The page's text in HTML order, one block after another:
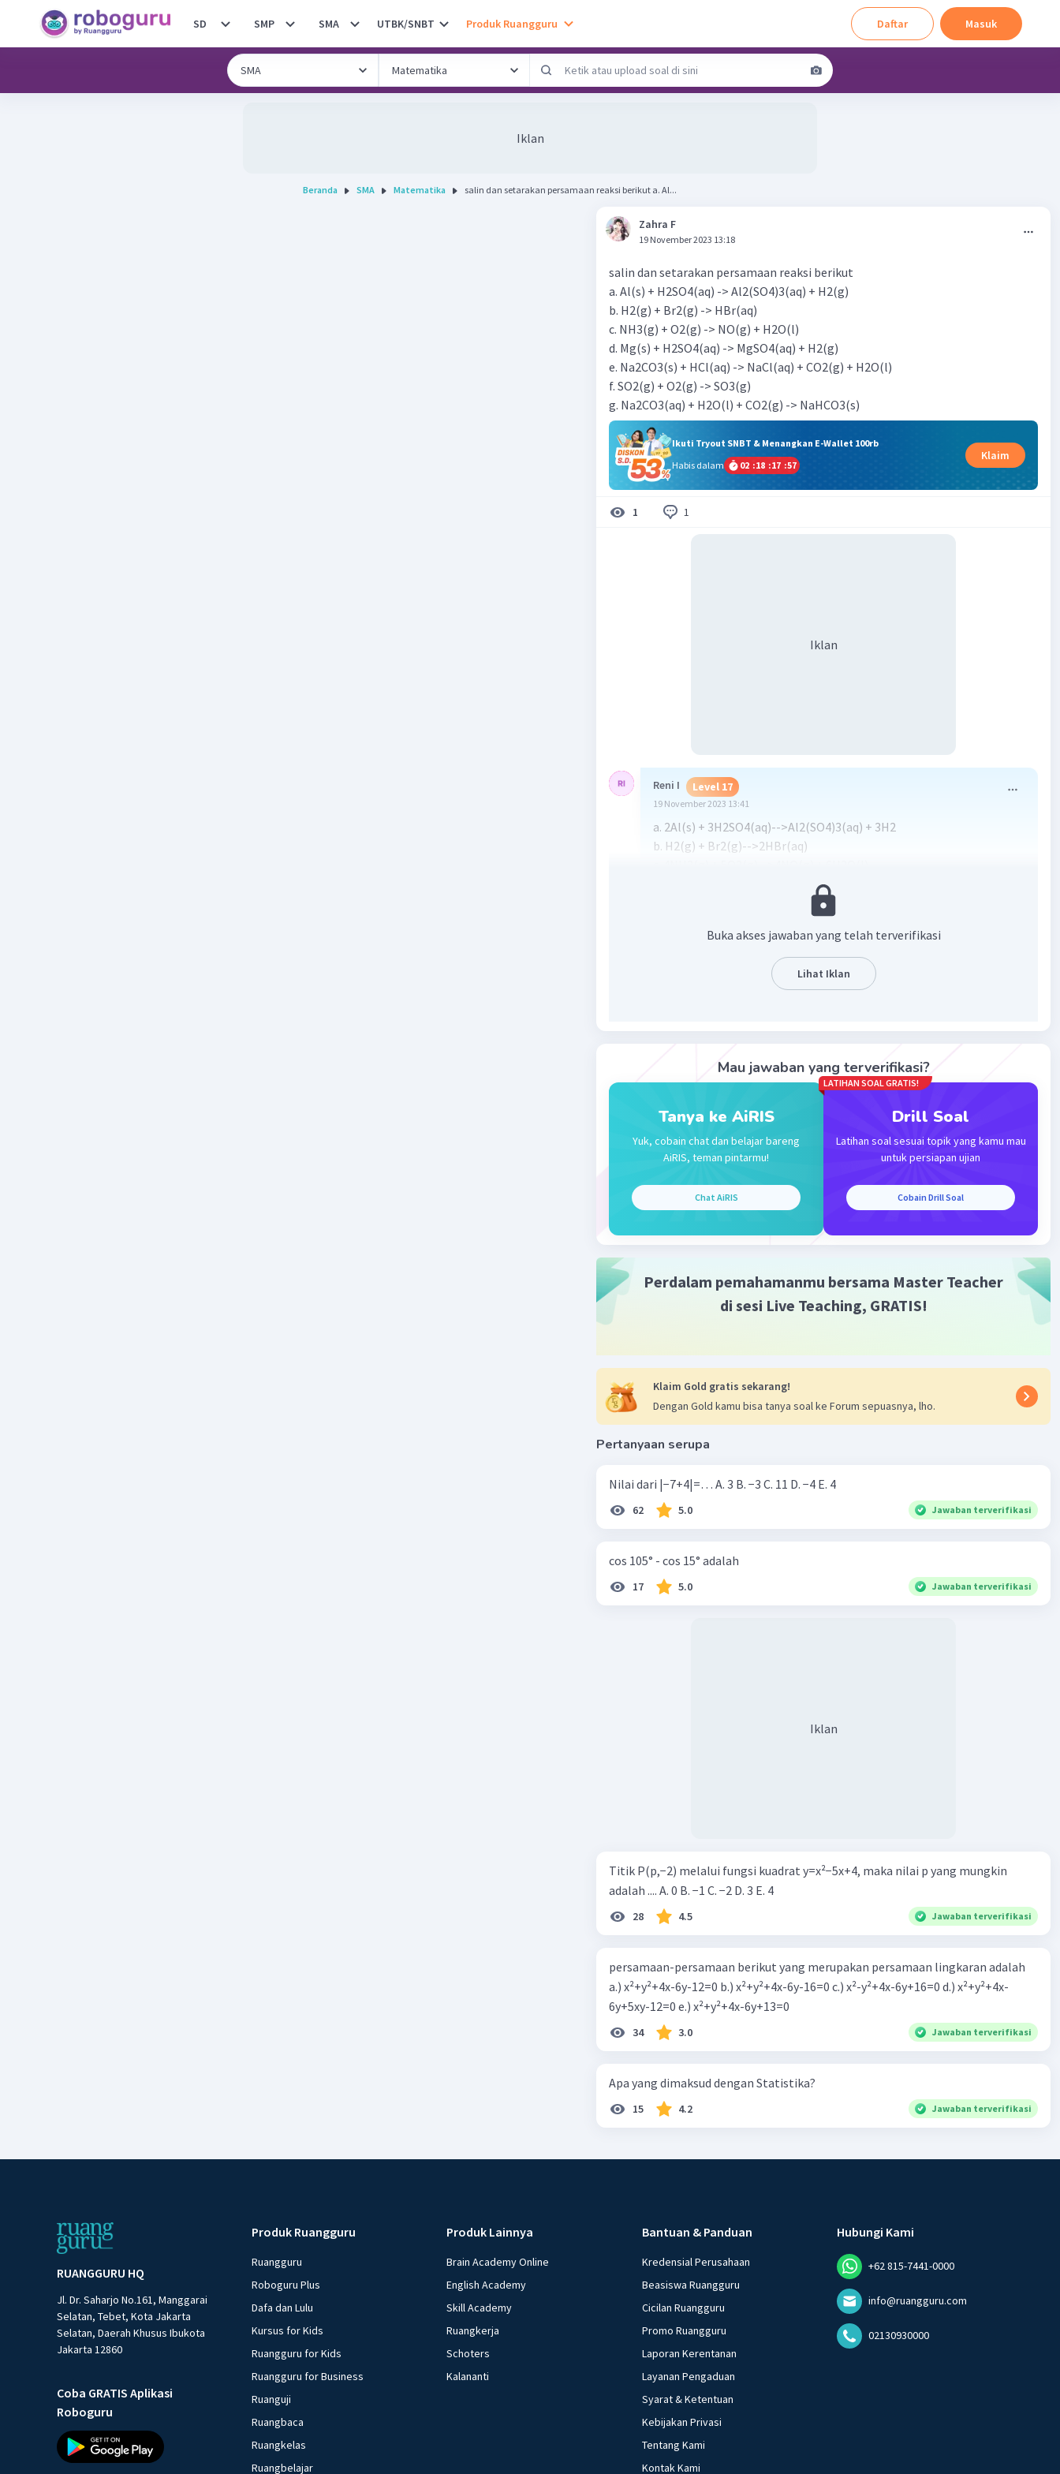
SD SMP SMA UTBK/SNBT Produk Ruangguru Daftar Masuk
Iklan
Beranda SMA Matematika salin dan setarakan persamaan reaksi berikut a. Al...
Zahra F
19 November 2023 13:18
salin dan setarakan persamaan reaksi berikut
a. Al(s) + H2SO4(aq) -> Al2(SO4)3(aq) + H2(g)
b. H2(g) + Br2(g) -> HBr(aq)
c. NH3(g) + O2(g) -> NO(g) + H2O(l)
d. Mg(s) + H2SO4(aq) -> MgSO4(aq) + H2(g)
e. Na2CO3(s) + HCl(aq) -> NaCl(aq) + CO2(g) + H2O(l)
f. SO2(g) + O2(g) -> SO3(g)
g. Na2CO3(aq) + H2O(l) + CO2(g) -> NaHCO3(s)
Ikuti Tryout SNBT & Menangkan E-Wallet 100rb
Habis dalam
02 :18 :17 :56
Klaim
1 1
Iklan
Reni I Level 17
19 November 2023 13:41
a. 2Al(s) + 3H2SO4(aq)-->Al2(SO4)3(aq) + 3H2
b. H2(g) + Br2(g)-->2HBr(aq)
d. Mg(s) + H2SO4(aq)-->MgSO4(aq) + H2(g)
e. Na2CO3(s) + 2HCl(aq)-->2NaCl(aq) + CO2(g) + H2O(l)
g. Na2CO3(aq) + H2O(l) + CO2(g)-->2NaHCO3(s)
Balas
Buka akses jawaban yang telah terverifikasi
Lihat Iklan
Mau jawaban yang terverifikasi?
Tanya ke AiRIS
Yuk, cobain chat dan belajar bareng
AiRIS, teman pintarmu!
Chat AiRIS
LATIHAN SOAL GRATIS!
Drill Soal
Latihan soal sesuai topik yang kamu mau
untuk persiapan ujian
Cobain Drill Soal
Perdalam pemahamanmu bersama Master Teacher
di sesi Live Teaching, GRATIS!
Klaim Gold gratis sekarang!
Dengan Gold kamu bisa tanya soal ke Forum sepuasnya, lho.
Pertanyaan serupa
Nilai dari |−7+4|=… A. 3 B. −3 C. 11 D. −4 E. 4
62 5.0 Jawaban terverifikasi
cos 105° - cos 15° adalah
17 5.0 Jawaban terverifikasi
Iklan
Titik P(p,−2) melalui fungsi kuadrat y=x²−5x+4, maka nilai p yang mungkin
adalah .... A. 0 B. −1 C. −2 D. 3 E. 4
28 4.5 Jawaban terverifikasi
persamaan-persamaan berikut yang merupakan persamaan lingkaran adalah
a.) x²+y²+4x-6y-12=0 b.) x²+y²+4x-6y-16=0 c.) x²-y²+4x-6y+16=0 d.) x²+y²+4x-
6y+5xy-12=0 e.) x²+y²+4x-6y+13=0
34 3.0 Jawaban terverifikasi
Apa yang dimaksud dengan Statistika?
15 4.2 Jawaban terverifikasi
RUANGGURU HQ
Jl. Dr. Saharjo No.161, Manggarai
Selatan, Tebet, Kota Jakarta
Selatan, Daerah Khusus Ibukota
Jakarta 12860
Coba GRATIS Aplikasi
Roboguru
Produk Ruangguru
Ruangguru
Roboguru Plus
Dafa dan Lulu
Kursus for Kids
Ruangguru for Kids
Ruangguru for Business
Ruanguji
Ruangbaca
Ruangkelas
Ruangbelajar
Produk Lainnya
Brain Academy Online
English Academy
Skill Academy
Ruangkerja
Schoters
Kalananti
Bantuan & Panduan
Kredensial Perusahaan
Beasiswa Ruangguru
Cicilan Ruangguru
Promo Ruangguru
Laporan Kerentanan
Layanan Pengaduan
Syarat & Ketentuan
Kebijakan Privasi
Tentang Kami
Kontak Kami
Hubungi Kami
+62 815-7441-0000
info@ruangguru.com
02130930000